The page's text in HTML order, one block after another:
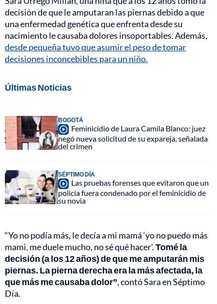
decisión de que le amputaran las piernas debido a que
una enfermedad genética que enfrenta desde su
nacimiento le causaba dolores insoportables. Además,
desde pequeña tuvo que asumir el peso de tomar
decisiones inconcebibles para un niño.
Últimas Noticias
BOGOTÁ
Feminicidio de Laura Camila Blanco: juez
negó nueva solicitud de su expareja, señalada
del crimen
SÉPTIMO DÍA
Las pruebas forenses que evitaron que un
policía fuera condenado por el feminicidio de
su novia
“Yo no podía más, le decía a mi mamá ‘yo no puedo más
mami, me duele mucho, no sé qué hacer’.Tomé la
decisión (a los 12 años) de que me amputarán mis
piernas. La pierna derecha era la más afectada, la
que más me causaba dolor”, contó Sara en Séptimo
Día.